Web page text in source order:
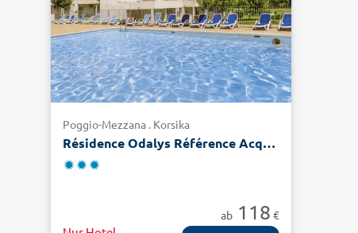
Poggio-Mezzana . Korsika
Résidence Odalys Référence Acqua Bella
ab 118 €